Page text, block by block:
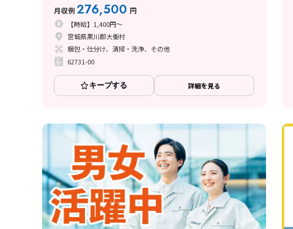
月収例276,500 円
【時給】1,400円～
宮城県黒川郡大衡村
梱包・仕分け、清掃・洗浄、その他
62731-00
キープする 詳細を見る